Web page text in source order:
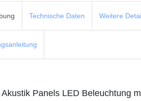
Technische Daten Weitere
Panels LED Beleuchtung